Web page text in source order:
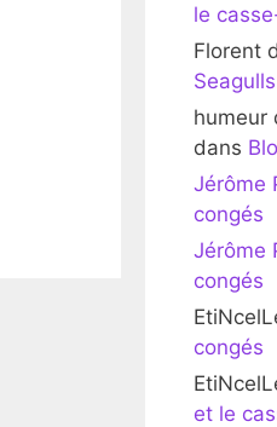
le
Florent
humeur
dans
Jérôme
congés
Jérôme
congés
congés
et le